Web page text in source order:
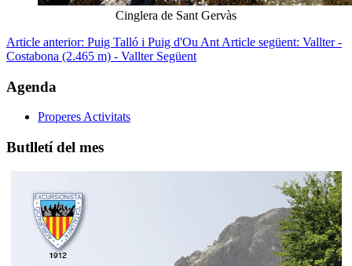
Cinglera de Sant Gervàs
Article anterior: Puig Talló i Puig d'Ou Ant Article següent: Vallter -
Costabona (2.465 m) - Vallter Següent
Agenda
Properes Activitats
Butlletí del mes